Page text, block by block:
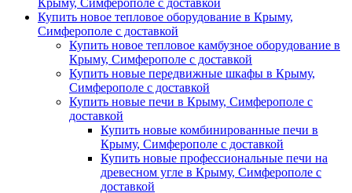
Крыму, Симферополе с доставкой
Купить новое тепловое оборудование в Крыму,
Симферополе с доставкой
Купить новое тепловое камбузное оборудование в
Крыму, Симферополе с доставкой
Купить новые передвижные шкафы в Крыму,
Симферополе с доставкой
Купить новые печи в Крыму, Симферополе с
доставкой
Купить новые комбинированные печи в
Крыму, Симферополе с доставкой
Купить новые профессиональные печи на
древесном угле в Крыму, Симферополе с
доставкой